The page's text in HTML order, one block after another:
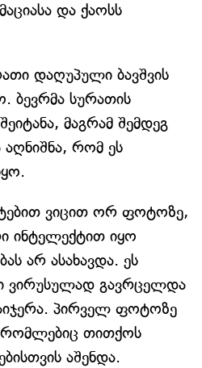
და ქაოსს
დაღუპული ბავშვის
ბევრმა სურათის
მაგრამ შემდეგ
აღნიშნა, რომ ეს
ვიცით ორ ფოტოზე,
ინტელექტით იყო
არ ასახავდა. ეს
ვირუსულად გავრცელდა
პირველ ფოტოზე
რომლებიც თითქოს
აშენდა.